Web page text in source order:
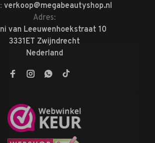
verkoop@megabeautyshop.nl
Adres:
van Leeuwenhoekstraat 10
3331ET Zwijndrecht
Nederland